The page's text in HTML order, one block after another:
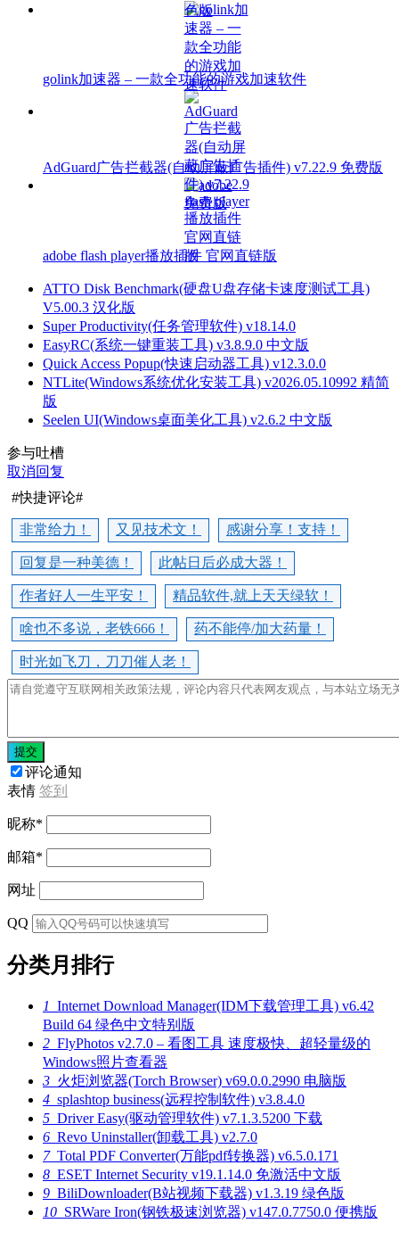
golink加速器 – 一款全功能的游戏加速软件
AdGuard广告拦截器(自动屏蔽广告插件) v7.22.9 免费版
adobe flash player播放插件 官网直链版
ATTO Disk Benchmark(硬盘U盘存储卡速度测试工具)
V5.00.3 汉化版
Super Productivity(任务管理软件) v18.14.0
EasyRC(系统一键重装工具) v3.8.9.0 中文版
Quick Access Popup(快速启动器工具) v12.3.0.0
NTLite(Windows系统优化安装工具) v2026.05.10992 精简
版
Seelen UI(Windows桌面美化工具) v2.6.2 中文版
参与吐槽
取消回复
#快捷评论#
非常给力！ 又见技术文！ 感谢分享！支持！
回复是一种美德！ 此帖日后必成大器！
作者好人一生平安！ 精品软件,就上天天绿软！
啥也不多说，老铁666！ 药不能停/加大药量！
时光如飞刀，刀刀催人老！
提交
评论通知
表情 签到
昵称*
邮箱*
网址
QQ
分类月排行
1 Internet Download Manager(IDM下载管理工具) v6.42
Build 64 绿色中文特别版
2 FlyPhotos v2.7.0 – 看图工具 速度极快、超轻量级的
Windows照片查看器
3 火炬浏览器(Torch Browser) v69.0.0.2990 电脑版
4 splashtop business(远程控制软件) v3.8.4.0
5 Driver Easy(驱动管理软件) v7.1.3.5200 下载
6 Revo Uninstaller(卸载工具) v2.7.0
7Total PDF Converter(万能pdf转换器) v6.5.0.171
8 ESET Internet Security v19.1.14.0 免激活中文版
9 BiliDownloader(B站视频下载器) v1.3.19 绿色版
10 SRWare Iron(钢铁极速浏览器) v147.0.7750.0 便携版